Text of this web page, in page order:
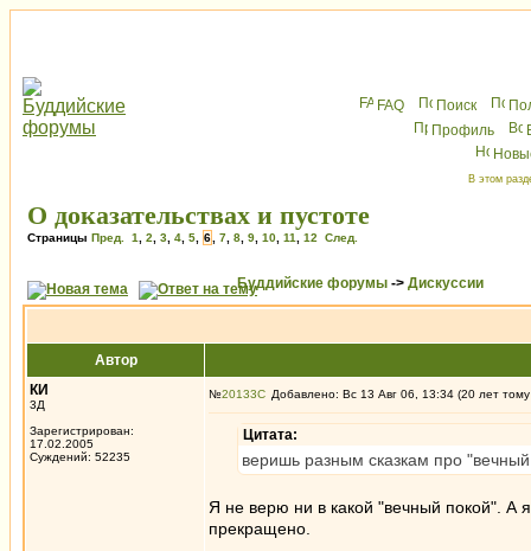
FAQ Поиск
Профиль
В этом
О доказательствах и пустоте
Страницы Пред. 1 2 3 4 5 6 7 8 9 10 11 12 След.
Буддийские форумы -> Дискуссии
Автор
КИ
3Д
Зарегистрирован:
17.02.2005
Суждений: 52235
№20133 Добавлено: Вс 13 Авг 06, 13:34 (20 лет
Цитата:
веришь разным сказкам про
Я не верю ни в какой "вечный покой". А
прекращено.